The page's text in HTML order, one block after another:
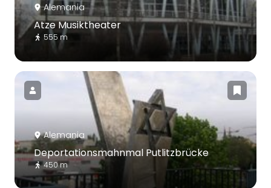
Alemania
Atze Musiktheater
555 m
Alemania
Deportationsmahnmal Putlitzbrücke
450 m